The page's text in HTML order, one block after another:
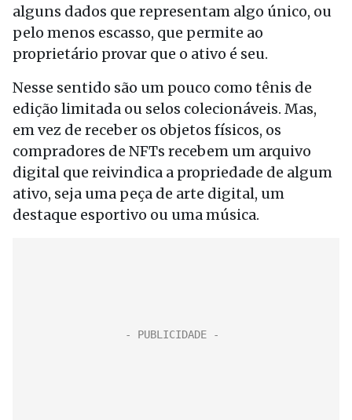
alguns dados que representam algo único, ou
pelo menos escasso, que permite ao
proprietário provar que o ativo é seu.
Nesse sentido são um pouco como tênis de
edição limitada ou selos colecionáveis. Mas,
em vez de receber os objetos físicos, os
compradores de NFTs recebem um arquivo
digital que reivindica a propriedade de algum
ativo, seja uma peça de arte digital, um
destaque esportivo ou uma música.